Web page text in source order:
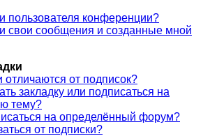
пользователя конференции?
свои сообщения и созданные мной
отличаются от подписок?
закладку или подписаться на
тему?
на определённый форум?
от подписки?